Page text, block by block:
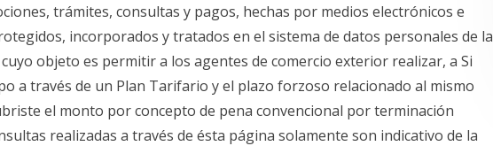
trámites, consultas y pagos, hechas por medios electrónicos e
incorporados y tratados en el sistema de datos personales de la
objeto es permitir a los agentes de comercio exterior realizar, a Si
a través de un Plan Tarifario y el plazo forzoso relacionado al mismo
el monto por concepto de pena convencional por terminación
realizadas a través de ésta página solamente son indicativo de la